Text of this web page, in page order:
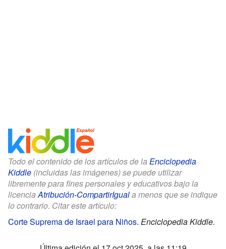
Todo el contenido de los artículos de la Enciclopedia
Kiddle (incluidas las imágenes) se puede utilizar
libremente para fines personales y educativos bajo la
licenciaAtribución-CompartirIguala menos que se indique
lo contrario. Citar este artículo:
Corte Suprema de Israel para Niños. Enciclopedia Kiddle.